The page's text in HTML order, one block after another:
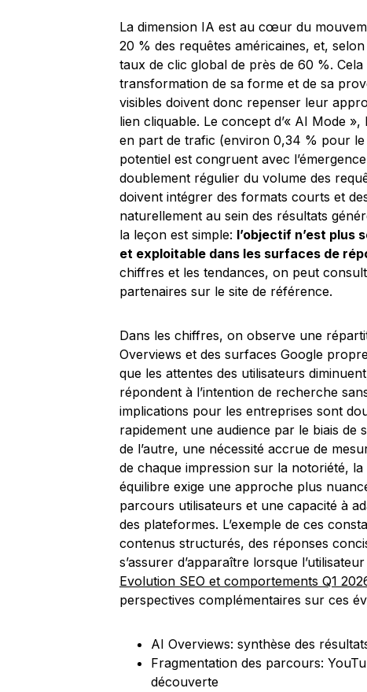
La dimension IA est au cœur du
20 % des requêtes américaines, et,
taux de clic global de près de 60 %.
transformation de sa forme et de sa
visibles doivent donc repenser leur
lien cliquable. Le concept d’« AI Mode
en part de trafic (environ 0,34 % pour
potentiel est congruent avec
doublement régulier du volume des
doivent intégrer des formats courts et
naturellement au sein des résultats
la leçon est simple: l’objectif n’est plus
et exploitable dans les surfaces de
chiffres et les tendances, on peut
partenaires sur le site de référence.
Dans les chiffres, on observe une
Overviews et des surfaces Google
que les attentes des utilisateurs
répondent à l’intention de recherche
implications pour les entreprises sont
rapidement une audience par le biais de
de l’autre, une nécessité accrue de
de chaque impression sur la notoriété,
équilibre exige une approche plus
parcours utilisateurs et une capacité à
des plateformes. L’exemple de ces
contenus structurés, des réponses
s’assurer d’apparaître lorsque
Evolution SEO et comportements Q1
perspectives complémentaires sur ces
AI Overviews: synthèse des
Fragmentation des parcours:
découverte